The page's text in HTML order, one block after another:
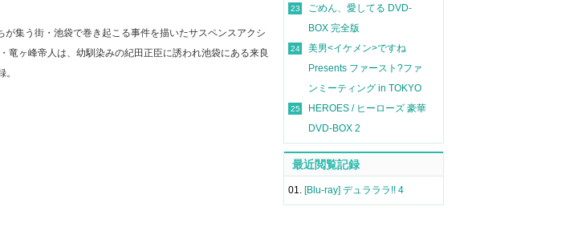
が集う街・池袋で巻き起こる事件を描いたサスペンスアクシ
竜ヶ峰帝人は、幼馴染みの紀田正臣に誘われ池袋にある来良
23
ごめん、愛してる DVD-
BOX 完全版
24
美男<イケメン>ですね
Presents ファースト?ファ
ンミーティング in TOKYO
25
HEROES / ヒーローズ 豪華
DVD-BOX 2
最近閲覧記録
01. [Blu-ray] デュラララ!! 4